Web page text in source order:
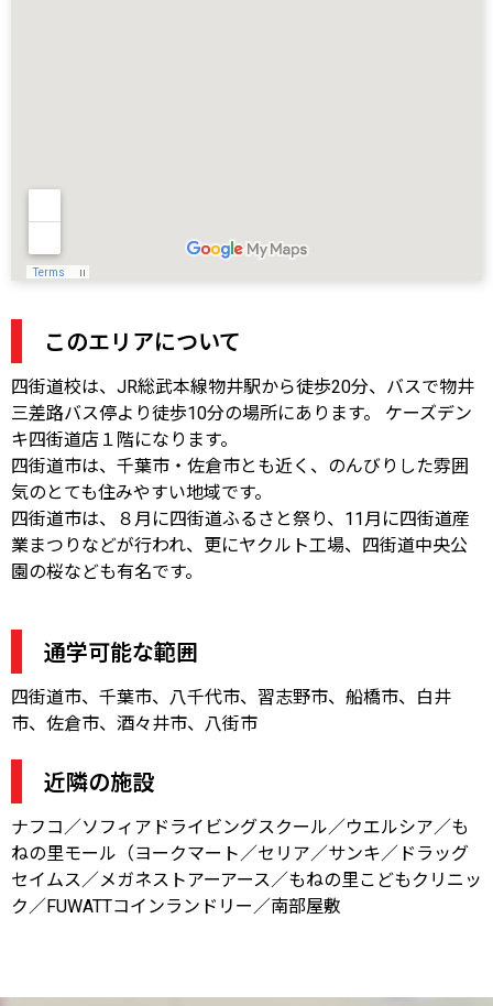
このエリアについて
四街道校は、JR総武本線物井駅から徒歩20分、バスで物井
三差路バス停より徒歩10分の場所にあります。 ケーズデン
キ四街道店１階になります。
四街道市は、千葉市・佐倉市とも近く、のんびりした雰囲
気のとても住みやすい地域です。
四街道市は、８月に四街道ふるさと祭り、11月に四街道産
業まつりなどが行われ、更にヤクルト工場、四街道中央公
園の桜なども有名です。
通学可能な範囲
四街道市、千葉市、八千代市、習志野市、船橋市、白井
市、佐倉市、酒々井市、八街市
近隣の施設
ナフコ／ソフィアドライビングスクール／ウエルシア／も
ねの里モール（ヨークマート／セリア／サンキ／ドラッグ
セイムス／メガネストアーアース／もねの里こどもクリニッ
ク／FUWATTコインランドリー／南部屋敷